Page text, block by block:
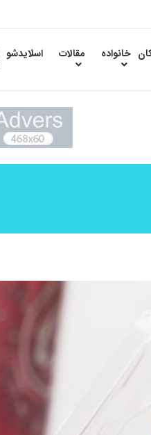
خانواده مقالات اسلایدشو